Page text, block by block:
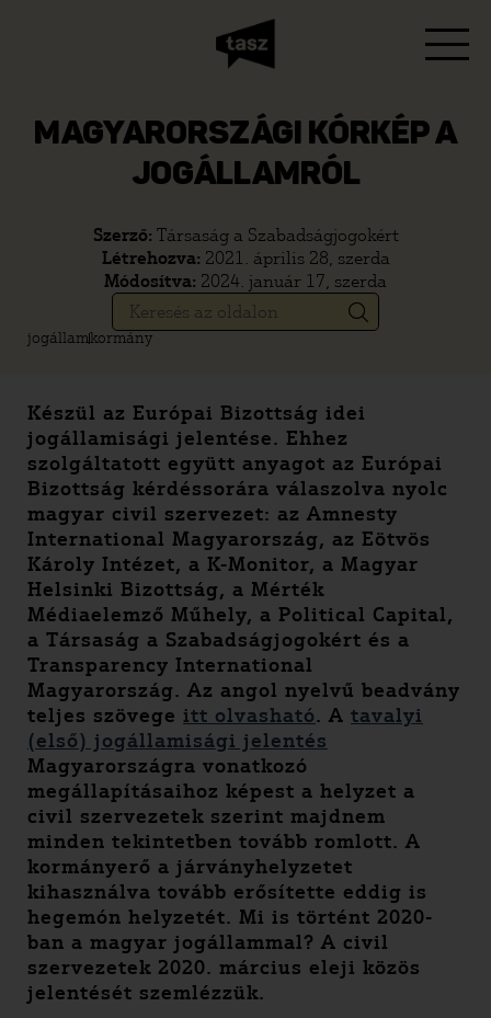
MAGYARORSZÁGI KÓRKÉP A
JOGÁLLAMRÓL
Szerző: Társaság a Szabadságjogokért
Létrehozva: 2021. április 28, szerda
Módosítva: 2024. január 17, szerda
jogállamkormány
Készül az Európai Bizottság idei
jogállamisági jelentése. Ehhez
szolgáltatott együtt anyagot az Európai
Bizottság kérdéssorára válaszolva nyolc
magyar civil szervezet: az Amnesty
International Magyarország, az Eötvös
Károly Intézet, a K-Monitor, a Magyar
Helsinki Bizottság, a Mérték
Médiaelemző Műhely, a Political Capital,
a Társaság a Szabadságjogokért és a
Transparency International
Magyarország. Az angol nyelvű beadvány
teljes szövege itt olvasható. A tavalyi
(első) jogállamisági jelentés
Magyarországra vonatkozó
megállapításaihoz képest a helyzet a
civil szervezetek szerint majdnem
minden tekintetben tovább romlott. A
kormányerő a járványhelyzetet
kihasználva tovább erősítette eddig is
hegemón helyzetét. Mi is történt 2020-
ban a magyar jogállammal? A civil
szervezetek 2020. március eleji közös
jelentését szemlézzük.